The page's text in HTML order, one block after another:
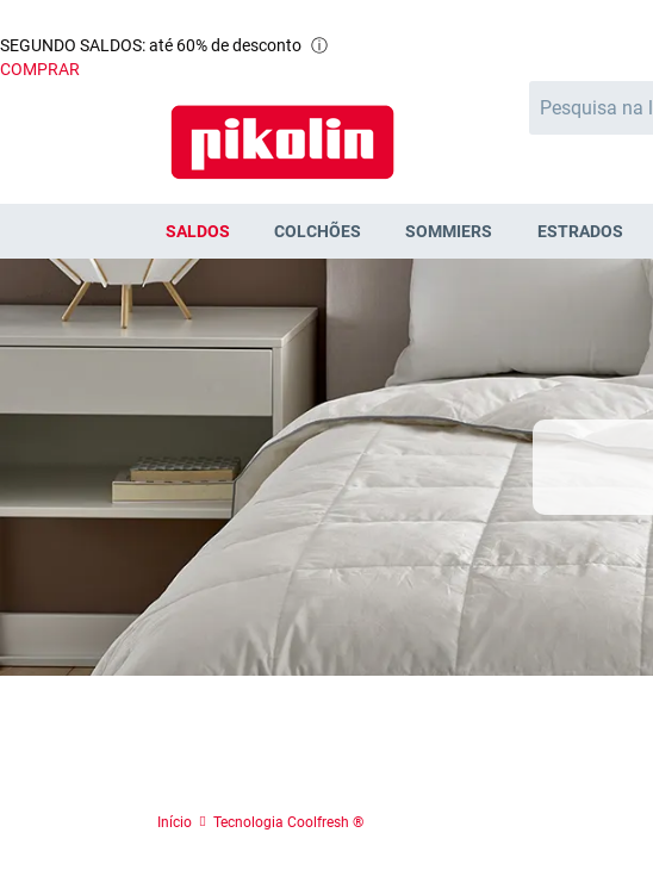
Search
SEGUNDO SALDOS: até 60% de desconto ⓘ
COMPRAR
SALDOS COLCHÕES SOMMIERS ESTRADOS
Início Tecnologia Coolfresh ®